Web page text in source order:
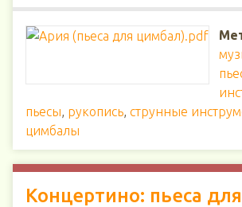
пьесы, рукопись, струнные
цимбалы
Концертино: пьеса